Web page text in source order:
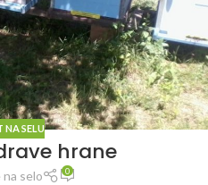
NA SELU
hrane
selo 0